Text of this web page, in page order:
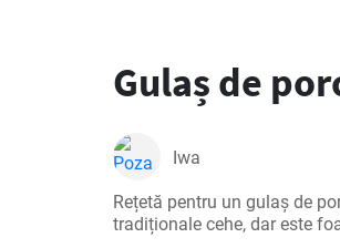
Gulaș de
Iwa
Rețetă pentru un gulaș de
tradiționale cehe, dar este